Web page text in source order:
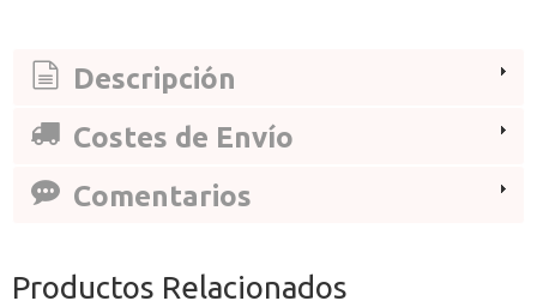
Descripción
Costes de Envío
Comentarios
Productos Relacionados